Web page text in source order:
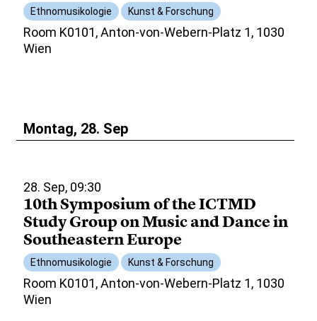
Ethnomusikologie Kunst & Forschung
Room K0101, Anton-von-Webern-Platz 1, 1030
Wien
Montag, 28. Sep
28. Sep, 09:30
10th Symposium of the ICTMD
Study Group on Music and Dance in
Southeastern Europe
Ethnomusikologie Kunst & Forschung
Room K0101, Anton-von-Webern-Platz 1, 1030
Wien